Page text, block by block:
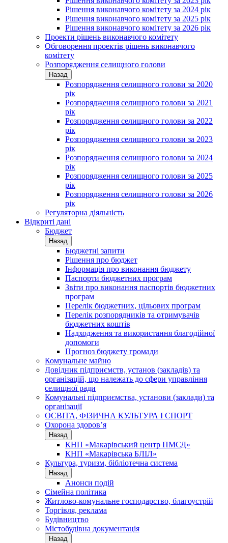
Рішення виконавчого комітету за 2024 рік
Рішення виконавчого комітету за 2025 рік
Рішення виконавчого комітету за 2026 рік
Проекти рішень виконавчого комітету
Обговорення проектів рішень виконавчого
комітету
Розпорядження селищного голови
Назад
Розпорядження селищного голови за 2020
рік
Розпорядження селищного голови за 2021
рік
Розпорядження селищного голови за 2022
рік
Розпорядження селищного голови за 2023
рік
Розпорядження селищного голови за 2024
рік
Розпорядження селищного голови за 2025
рік
Розпорядження селищного голови за 2026
рік
Регуляторна діяльність
Відкриті дані
Бюджет
Назад
Бюджетні запити
Рішення про бюджет
Інформація про виконання бюджету
Паспорти бюджетних програм
Звіти про виконання паспортів бюджетних
програм
Перелік бюджетних, цільових програм
Перелік розпорядників та отримувачів
бюджетних коштів
Надходження та використання благодійної
допомоги
Прогноз бюджету громади
Комунальне майно
Довідник підприємств, установ (закладів) та
організацій, що належать до сфери управління
селищної ради
Комунальні підприємства, установи (заклади) та
організації
ОСВІТА, ФІЗИЧНА КУЛЬТУРА І СПОРТ
Охорона здоров’я
Назад
КНП «Макарівський центр ПМСД»
КНП «Макарівська БЛІЛ»
Культура, туризм, бібліотечна система
Назад
Анонси подій
Сімейна політика
Житлово-комунальне господарство, благоустрій
Торгівля, реклама
Будівництво
Містобудівна документація
Назад